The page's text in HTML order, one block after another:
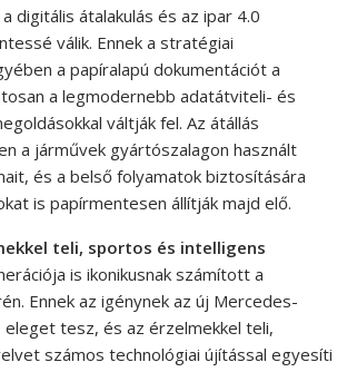
digitális átalakulás és az ipar 4.0
válik. Ennek a stratégiai
a papíralapú dokumentációt a
a legmodernebb adatátviteli- és
váltják fel. Az átállás
a járművek gyártószalagon használt
és a belső folyamatok biztosítására
is papírmentesen állítják majd elő.
teli, sportos és intelligens
is ikonikusnak számított a
Ennek az igénynek az új Mercedes-
eleget tesz, és az érzelmekkel teli,
számos technológiai újítással egyesíti